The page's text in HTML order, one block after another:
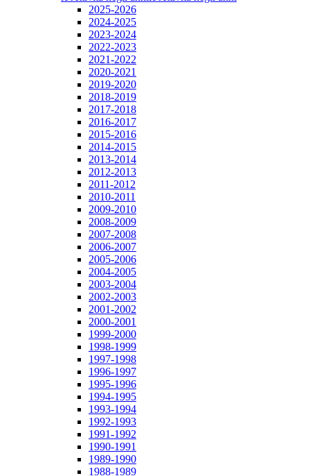
2025-2026
2024-2025
2023-2024
2022-2023
2021-2022
2020-2021
2019-2020
2018-2019
2017-2018
2016-2017
2015-2016
2014-2015
2013-2014
2012-2013
2011-2012
2010-2011
2009-2010
2008-2009
2007-2008
2006-2007
2005-2006
2004-2005
2003-2004
2002-2003
2001-2002
2000-2001
1999-2000
1998-1999
1997-1998
1996-1997
1995-1996
1994-1995
1993-1994
1992-1993
1991-1992
1990-1991
1989-1990
1988-1989